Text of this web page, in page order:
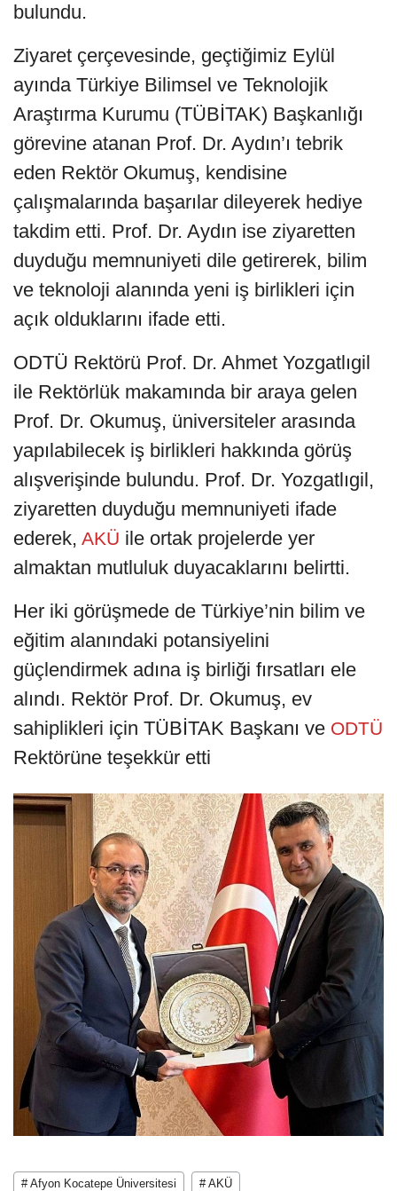
bulundu.
Ziyaret çerçevesinde, geçtiğimiz Eylül
ayında Türkiye Bilimsel ve Teknolojik
Araştırma Kurumu (TÜBİTAK) Başkanlığı
görevine atanan Prof. Dr. Aydın’ı tebrik
eden Rektör Okumuş, kendisine
çalışmalarında başarılar dileyerek hediye
takdim etti. Prof. Dr. Aydın ise ziyaretten
duyduğu memnuniyeti dile getirerek, bilim
ve teknoloji alanında yeni iş birlikleri için
açık olduklarını ifade etti.
ODTÜ Rektörü Prof. Dr. Ahmet Yozgatlıgil
ile Rektörlük makamında bir araya gelen
Prof. Dr. Okumuş, üniversiteler arasında
yapılabilecek iş birlikleri hakkında görüş
alışverişinde bulundu. Prof. Dr. Yozgatlıgil,
ziyaretten duyduğu memnuniyeti ifade
ederek, AKÜ ile ortak projelerde yer
almaktan mutluluk duyacaklarını belirtti.
Her iki görüşmede de Türkiye’nin bilim ve
eğitim alanındaki potansiyelini
güçlendirmek adına iş birliği fırsatları ele
alındı. Rektör Prof. Dr. Okumuş, ev
sahiplikleri için TÜBİTAK Başkanı ve ODTÜ
Rektörüne teşekkür etti
# Afyon Kocatepe Üniversitesi # AKÜ